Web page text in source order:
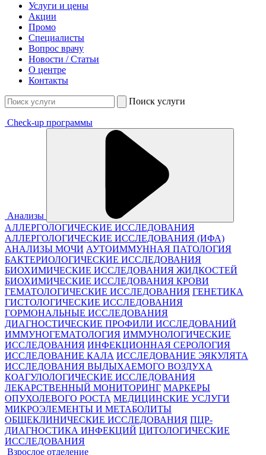
Услуги и цены
Акции
Промо
Специалисты
Вопрос врачу
Новости / Статьи
О центре
Контакты
Поиск услуги
Check-up программы
Анализы
АЛЛЕРГОЛОГИЧЕСКИЕ ИССЛЕДОВАНИЯ
АЛЛЕРГОЛОГИЧЕСКИЕ ИССЛЕДОВАНИЯ (ИФА)
АНАЛИЗЫ МОЧИ АУТОИММУННАЯ ПАТОЛОГИЯ
БАКТЕРИОЛОГИЧЕСКИЕ ИССЛЕДОВАНИЯ
БИОХИМИЧЕСКИЕ ИССЛЕДОВАНИЯ ЖИДКОСТЕЙ
БИОХИМИЧЕСКИЕ ИССЛЕДОВАНИЯ КРОВИ
ГЕМАТОЛОГИЧЕСКИЕ ИССЛЕДОВАНИЯ ГЕНЕТИКА
ГИСТОЛОГИЧЕСКИЕ ИССЛЕДОВАНИЯ
ГОРМОНАЛЬНЫЕ ИССЛЕДОВАНИЯ
ДИАГНОСТИЧЕСКИЕ ПРОФИЛИ ИССЛЕДОВАНИЙ
ИММУНОГЕМАТОЛОГИЯ ИММУНОЛОГИЧЕСКИЕ
ИССЛЕДОВАНИЯ ИНФЕКЦИОННАЯ СЕРОЛОГИЯ
ИССЛЕДОВАНИЕ КАЛА ИССЛЕДОВАНИЕ ЭЯКУЛЯТА
ИССЛЕДОВАНИЯ ВЫДЫХАЕМОГО ВОЗДУХА
КОАГУЛОЛОГИЧЕСКИЕ ИССЛЕДОВАНИЯ
ЛЕКАРСТВЕННЫЙ МОНИТОРИНГ МАРКЕРЫ
ОПУХОЛЕВОГО РОСТА МЕДИЦИНСКИЕ УСЛУГИ
МИКРОЭЛЕМЕНТЫ И МЕТАБОЛИТЫ
ОБЩЕКЛИНИЧЕСКИЕ ИССЛЕДОВАНИЯ ПЦР-
ДИАГНОСТИКА ИНФЕКЦИЙ ЦИТОЛОГИЧЕСКИЕ
ИССЛЕДОВАНИЯ
Взрослое отделение